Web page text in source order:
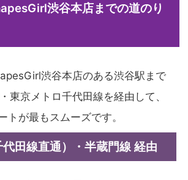
渋谷本店までの道のり
渋谷本店のある渋谷駅まで
東京メトロ千代田線を経由して、
トが最もスムーズです。
田線直通）・半蔵門線 経由